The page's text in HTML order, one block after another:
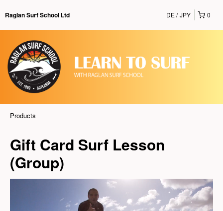
Raglan Surf School Ltd 0
DE JPY
Products
Gift Card Surf Lesson
(Group)